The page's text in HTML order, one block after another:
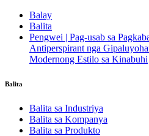
Balay
Balita
Pengwei | Pag-usab sa
Antiperspirant nga
Modernong Estilo sa Kinabuhi
Balita
Balita sa Industriya
Balita sa Kompanya
Balita sa Produkto